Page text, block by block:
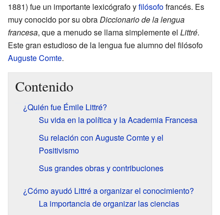
1881) fue un importante lexicógrafo yfilósofofrancés. Es
muy conocido por su obraDiccionario de la lengua
francesa, que a menudo se llama simplemente el Littré.
Este gran estudioso de la lengua fue alumno del filósofo
Auguste Comte.
Contenido
¿Quién fue Émile Littré?
Su vida en la política y la Academia Francesa
Su relación con Auguste Comte y el
Positivismo
Sus grandes obras y contribuciones
¿Cómo ayudó Littré a organizar el conocimiento?
La importancia de organizar las ciencias